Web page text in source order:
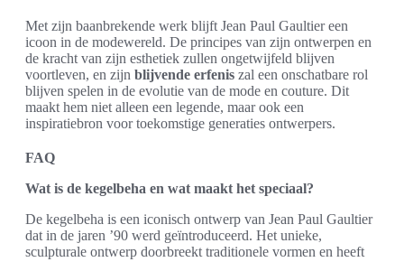
Met zijn baanbrekende werk blijft Jean Paul Gaultier een
icoon in de modewereld. De principes van zijn ontwerpen en
de kracht van zijn esthetiek zullen ongetwijfeld blijven
voortleven, en zijn blijvende erfenis zal een onschatbare rol
blijven spelen in de evolutie van de mode en couture. Dit
maakt hem niet alleen een legende, maar ook een
inspiratiebron voor toekomstige generaties ontwerpers.
FAQ
Wat is de kegelbeha en wat maakt het speciaal?
De kegelbeha is een iconisch ontwerp van Jean Paul Gaultier
dat in de jaren ’90 werd geïntroduceerd. Het unieke,
sculpturale ontwerp doorbreekt traditionele vormen en heeft